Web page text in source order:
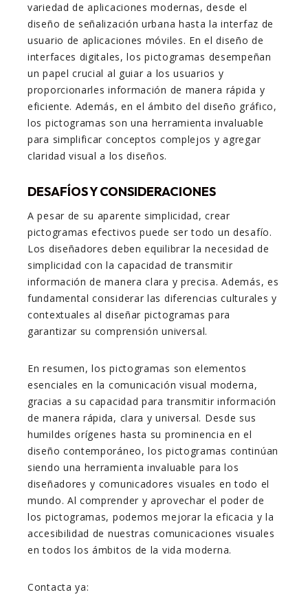
variedad de aplicaciones modernas, desde el
diseño de señalización urbana hasta la interfaz de
usuario de aplicaciones móviles. En el diseño de
interfaces digitales, los pictogramas desempeñan
un papel crucial al guiar a los usuarios y
proporcionarles información de manera rápida y
eficiente. Además, en el ámbito del diseño gráfico,
los pictogramas son una herramienta invaluable
para simplificar conceptos complejos y agregar
claridad visual a los diseños.
DESAFÍOS Y CONSIDERACIONES
A pesar de su aparente simplicidad, crear
pictogramas efectivos puede ser todo un desafío.
Los diseñadores deben equilibrar la necesidad de
simplicidad con la capacidad de transmitir
información de manera clara y precisa. Además, es
fundamental considerar las diferencias culturales y
contextuales al diseñar pictogramas para
garantizar su comprensión universal.
En resumen, los pictogramas son elementos
esenciales en la comunicación visual moderna,
gracias a su capacidad para transmitir información
de manera rápida, clara y universal. Desde sus
humildes orígenes hasta su prominencia en el
diseño contemporáneo, los pictogramas continúan
siendo una herramienta invaluable para los
diseñadores y comunicadores visuales en todo el
mundo. Al comprender y aprovechar el poder de
los pictogramas, podemos mejorar la eficacia y la
accesibilidad de nuestras comunicaciones visuales
en todos los ámbitos de la vida moderna.
Contacta ya: